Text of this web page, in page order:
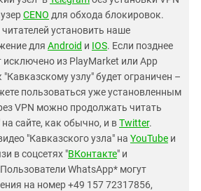
CENO для обхода блокировок.
установить наше
для Android и IOS. Если позднее
исключено из PlayMarket или App
"Кавказскому узлу" будет ограничен –
пользоваться уже установленным
VPN можно продолжать читать
сайте, как обычно, и вTwitter.
"Кавказского узла" на YouTube и
в соцсетях "ВКонтакте" и
Пользователи WhatsApp* могут
на номер +49 157 72317856,